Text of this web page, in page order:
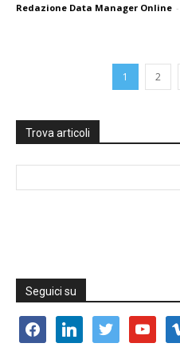
Redazione Data Manager Online -
1 2
Trova articoli
Seguici su
facebooklinkedin twitter youtube